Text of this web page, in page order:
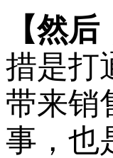
【然后
措是打
带来销
事，也